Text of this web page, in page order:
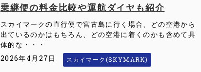
乗継便の料金比較や運航ダイヤも紹介
スカイマークの直行便で宮古島に行く場合、どの空港から
出ているのかはもちろん、どの空港に着くのかも含めて具
体的な・・・
2026年4月27日
スカイマーク(SKYMARK)